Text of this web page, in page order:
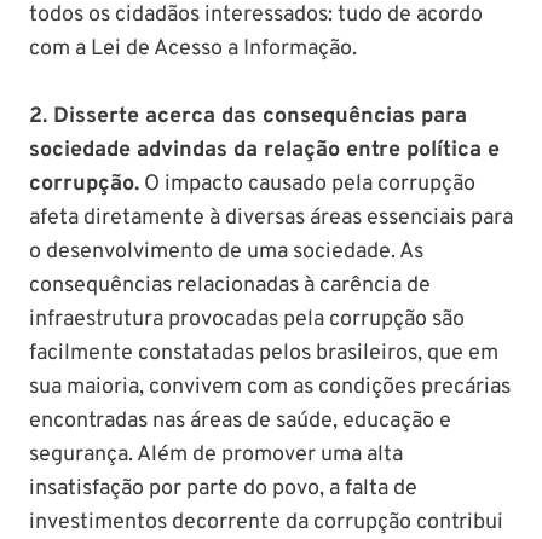
todos os cidadãos interessados: tudo de acordo
com a Lei de Acesso a Informação.
2. Disserte acerca das consequências para
sociedade advindas da relação entre política e
corrupção. O impacto causado pela corrupção
afeta diretamente à diversas áreas essenciais para
o desenvolvimento de uma sociedade. As
consequências relacionadas à carência de
infraestrutura provocadas pela corrupção são
facilmente constatadas pelos brasileiros, que em
sua maioria, convivem com as condições precárias
encontradas nas áreas de saúde, educação e
segurança. Além de promover uma alta
insatisfação por parte do povo, a falta de
investimentos decorrente da corrupção contribui